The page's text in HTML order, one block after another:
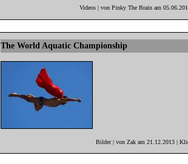
Videos | von Pinky The Brain am
The World Aquatic Championship
Bilder | von Zak am 21.12.2013 |